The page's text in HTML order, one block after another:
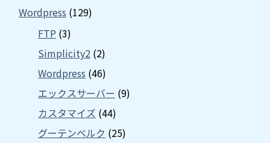
Wordpress (129)
FTP (3)
Simplicity2 (2)
Wordpress (46)
エックスサーバー (9)
カスタマイズ (44)
グーテンベルク (25)